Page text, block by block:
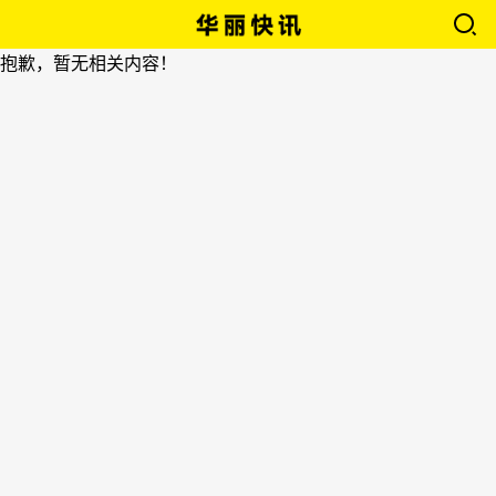
抱歉，暂无相关内容！